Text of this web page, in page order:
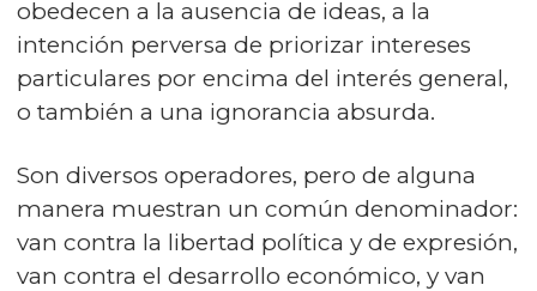
obedecen a la ausencia de ideas, a la
intención perversa de priorizar intereses
particulares por encima del interés general,
o también a una ignorancia absurda.
Son diversos operadores, pero de alguna
manera muestran un común denominador:
van contra la libertad política y de expresión,
van contra el desarrollo económico, y van